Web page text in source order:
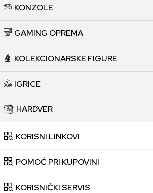
KONZOLE
GAMING OPREMA
KOLEKCIONARSKE FIGURE
IGRICE
HARDVER
KORISNI LINKOVI
POMOĆ PRI KUPOVINI
KORISNIČKI SERVIS